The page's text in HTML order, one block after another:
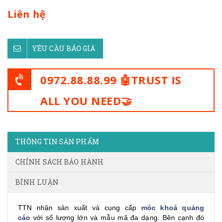
Liên hệ
YÊU CẦU BÁO GIÁ
0972.88.88.99 🤖TRUST IS
ALL YOU NEED🤝
THÔNG TIN SẢN PHẨM
CHÍNH SÁCH BẢO HÀNH
BÌNH LUẬN
TTN nhận sản xuất và cung cấp móc khoá quảng
cáo với số lượng lớn và mẫu mã đa dạng. Bên cạnh đó